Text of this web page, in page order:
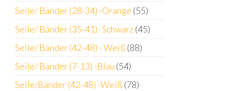
Seile/ Bänder (28-34) -Orange (55)
Seile/ Bänder (35-41) -Schwarz(45)
Seile/ Bänder (42-48) - Weiß (88)
Seile/ Bänder (7-13) -Blau (54)
Seile/Bänder (42-48) -Weiß (78)